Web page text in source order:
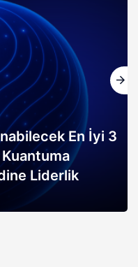
En İyi 3
Liderlik